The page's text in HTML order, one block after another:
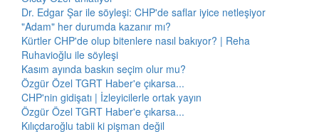
Dr. Edgar Şar ile söyleşi: CHP'de saflar iyice netleşiyor
"Adam" her durumda kazanır mı?
Kürtler CHP'de olup bitenlere nasıl bakıyor? | Reha
Ruhavioğlu ile söyleşi
Kasım ayında baskın seçim olur mu?
Özgür Özel TGRT Haber'e çıkarsa...
CHP'nin gidişatı | İzleyicilerle ortak yayın
Özgür Özel TGRT Haber'e çıkarsa...
Kılıçdaroğlu tabii ki pişman değil